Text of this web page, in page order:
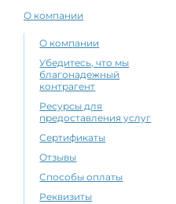
О компании
О компании
Убедитесь, что мы
благонадежный
контрагент
Ресурсы для
предоставления услуг
Сертификаты
Отзывы
Способы оплаты
Реквизиты